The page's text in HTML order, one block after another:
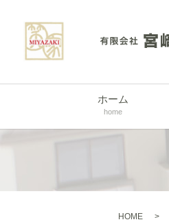
ホーム
home
HOME